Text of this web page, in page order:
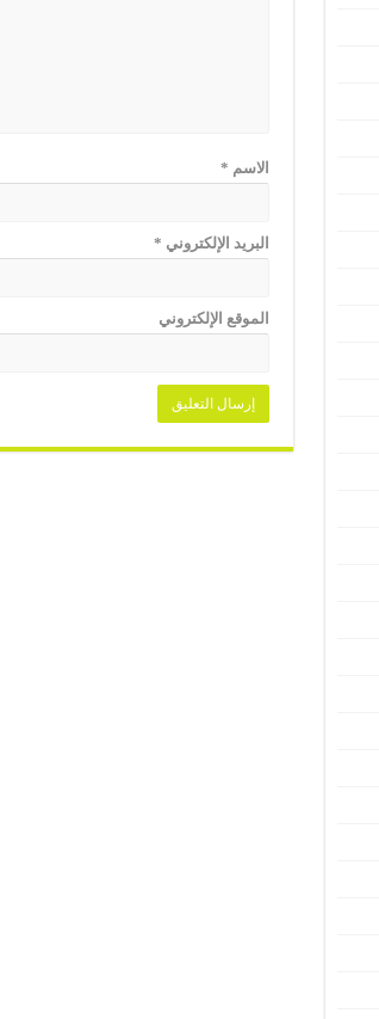
الاسم *
البريد الإلكتروني *
الموقع الإلكتروني